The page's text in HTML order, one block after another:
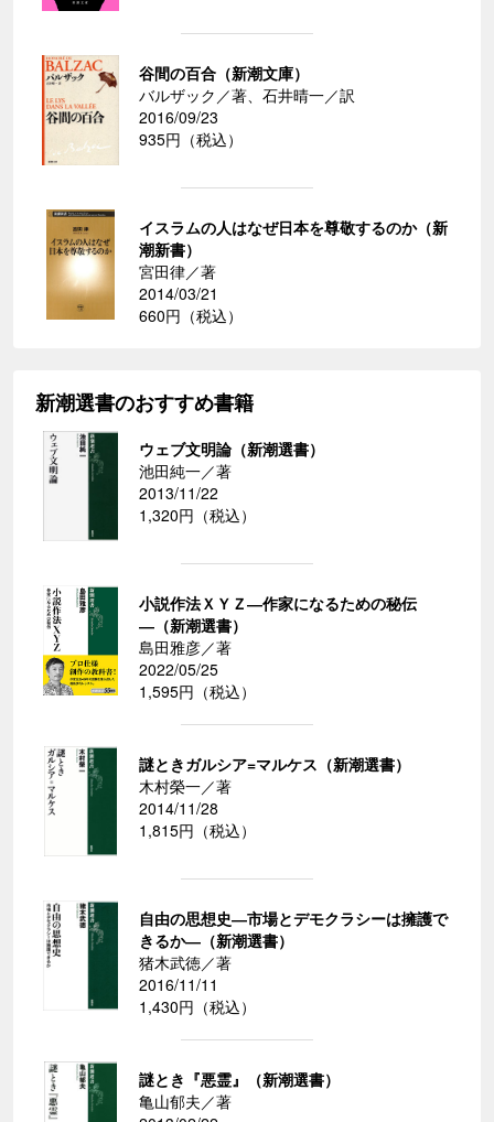
谷間の百合（新潮文庫）
バルザック／著、石井晴一／訳
2016/09/23
935円（税込）
イスラムの人はなぜ日本を尊敬するのか（新
潮新書）
宮田律／著
2014/03/21
660円（税込）
新潮選書のおすすめ書籍
ウェブ文明論（新潮選書）
池田純一／著
2013/11/22
1,320円（税込）
小説作法ＸＹＺ―作家になるための秘伝
―（新潮選書）
島田雅彦／著
2022/05/25
1,595円（税込）
謎ときガルシア=マルケス（新潮選書）
木村榮一／著
2014/11/28
1,815円（税込）
自由の思想史―市場とデモクラシーは擁護で
きるか―（新潮選書）
猪木武徳／著
2016/11/11
1,430円（税込）
謎とき『悪霊』（新潮選書）
亀山郁夫／著